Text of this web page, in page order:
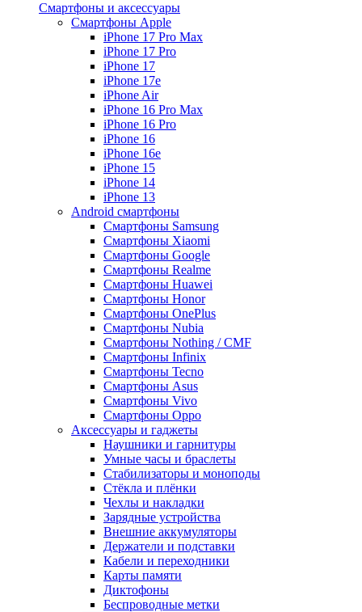
Смартфоны и аксессуары
Смартфоны Apple
iPhone 17 Pro Max
iPhone 17 Pro
iPhone 17
iPhone 17e
iPhone Air
iPhone 16 Pro Max
iPhone 16 Pro
iPhone 16
iPhone 16e
iPhone 15
iPhone 14
iPhone 13
Android cмартфоны
Смартфоны Samsung
Смартфоны Xiaomi
Смартфоны Google
Смартфоны Realme
Смартфоны Huawei
Смартфоны Honor
Смартфоны OnePlus
Смартфоны Nubia
Смартфоны Nothing / CMF
Смартфоны Infinix
Смартфоны Tecno
Смартфоны Asus
Смартфоны Vivo
Смартфоны Oppo
Аксессуары и гаджеты
Наушники и гарнитуры
Умные часы и браслеты
Стабилизаторы и моноподы
Стёкла и плёнки
Чехлы и накладки
Зарядные устройства
Внешние аккумуляторы
Держатели и подставки
Кабели и переходники
Карты памяти
Диктофоны
Беспроводные метки